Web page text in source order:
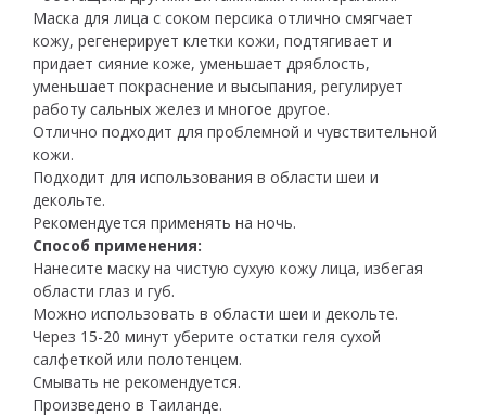
Маска для лица с соком персика отлично смягчает
кожу, регенерирует клетки кожи, подтягивает и
придает сияние коже, уменьшает дряблость,
уменьшает покраснение и высыпания, регулирует
работу сальных желез и многое другое.
Отлично подходит для проблемной и чувствительной
кожи.
Подходит для использования в области шеи и
декольте.
Рекомендуется применять на ночь.
Способ применения:
Нанесите маску на чистую сухую кожу лица, избегая
области глаз и губ.
Можно использовать в области шеи и декольте.
Через 15-20 минут уберите остатки геля сухой
салфеткой или полотенцем.
Смывать не рекомендуется.
Произведено в Таиланде.